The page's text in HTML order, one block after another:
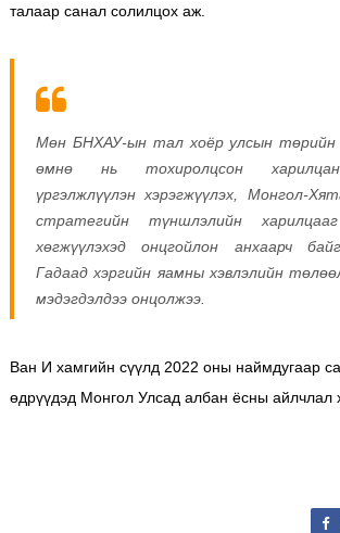
талаар санал солилцох аж.
Мөн БНХАУ-ын тал хоёр улсын төрийн
өмнө нь тохиролцсон
үргэлжлүүлэн хэрэгжүүлэх, Монгол-
стратегийн түншлэлийн
хөгжүүлэхэд онцгойлон анхаарч
Гадаад хэргийн яамны хэвлэлийн
мэдэгдэлдээ онцолжээ.
Ван И хамгийн сүүлд 2022 оны наймдугаар
өдрүүдэд Монгол Улсад албан ёсны айлчлал